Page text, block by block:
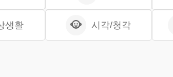
생활 시각/청각